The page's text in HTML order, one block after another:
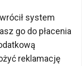
system
go do płacenia
reklamację